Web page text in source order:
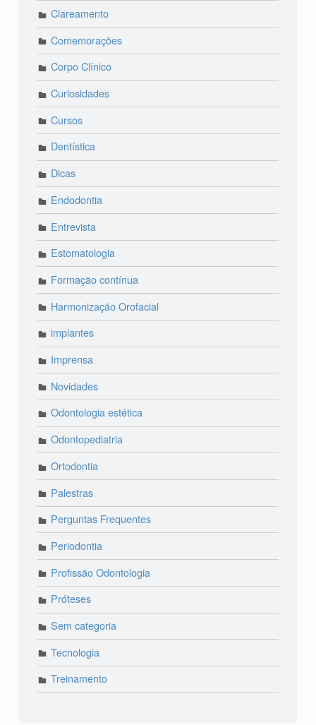
Clareamento
Comemorações
Corpo Clínico
Curiosidades
Cursos
Dentística
Dicas
Endodontia
Entrevista
Estomatologia
Formação contínua
Harmonização Orofacial
implantes
Imprensa
Novidades
Odontologia estética
Odontopediatria
Ortodontia
Palestras
Perguntas Frequentes
Periodontia
Profissão Odontologia
Próteses
Sem categoria
Tecnologia
Treinamento